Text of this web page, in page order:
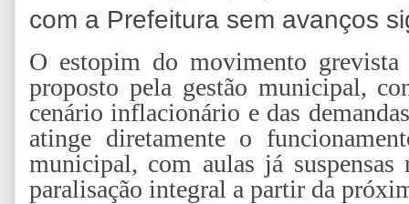
com a Prefeitura sem avanços
O estopim do movimento
proposto pela gestão municipal,
cenário inflacionário e das
atinge diretamente o
municipal, com aulas já
paralisação integral a partir da